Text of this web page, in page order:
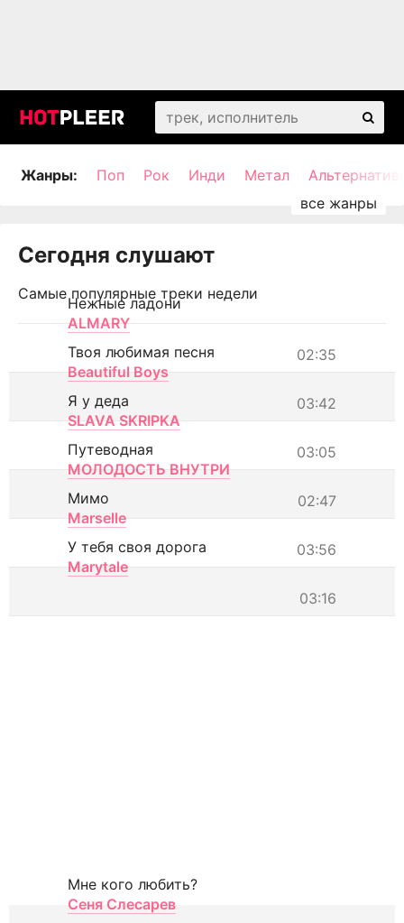
Жанры: Поп Рок Инди Метал
Сегодня слушают
Самые популярные треки недели
Нежные ладони
ALMARY
02:35
Твоя любимая песня
Beautiful Boys
03:42
Я у деда
SLAVA SKRIPKA
03:05
Путеводная
МОЛОДОСТЬ ВНУТРИ
02:47
Мимо
Marselle
03:56
У тебя своя дорога
Marytale
03:16
Мне кого любить?
Сеня Слесарев